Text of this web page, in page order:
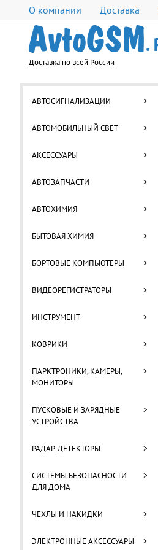
О компании Доставка
Доставка по всей России
АВТОСИГНАЛИЗАЦИИ >
АВТОМОБИЛЬНЫЙ СВЕТ >
АКСЕССУАРЫ >
АВТОЗАПЧАСТИ >
АВТОХИМИЯ >
БЫТОВАЯ ХИМИЯ >
БОРТОВЫЕ КОМПЬЮТЕРЫ >
ВИДЕОРЕГИСТРАТОРЫ >
ИНСТРУМЕНТ >
КОВРИКИ >
ПАРКТРОНИКИ, КАМЕРЫ,
МОНИТОРЫ
>
ПУСКОВЫЕ И ЗАРЯДНЫЕ
УСТРОЙСТВА
>
РАДАР-ДЕТЕКТОРЫ >
СИСТЕМЫ БЕЗОПАСНОСТИ
ДЛЯ ДОМА
>
ЧЕХЛЫ И НАКИДКИ >
ЭЛЕКТРОННЫЕ АКСЕССУАРЫ >